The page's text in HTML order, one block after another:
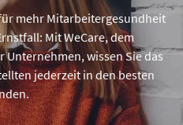
mehr Mitarbeitergesundheit
Mit WeCare, dem
wissen Sie das
jederzeit in den besten